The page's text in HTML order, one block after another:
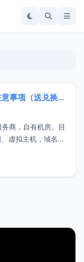
NetCup欧洲VPS基本评测与使用注意事项（送兑换码）
商，自有机房。目
虚拟主机，域名注
才能注册账号，
的身份证明有：国